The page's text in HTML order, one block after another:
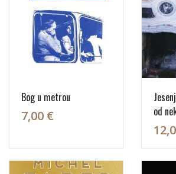
Bog u metrou
7,00 €
od